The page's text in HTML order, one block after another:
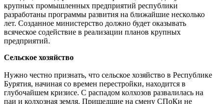
крупных промышленных предприятий республики
разработаны программы развития на ближайшие несколько
лет. Созданное министерство должно будет оказывать
всяческое содействие в реализации планов крупных
предприятий.
Сельское хозяйство
Нужно честно признать, что сельское хозяйство в Республике
Бурятия, начиная со времен перестройки, находится в
глубочайшем кризисе. С распадом колхозов развалилась на
паи и колхозная земля. Пришедшие на смену СПоКи не